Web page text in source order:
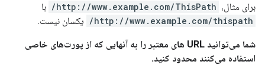
برای مثال، http://www.example.com/ThisPath/
با
http://www.example.com/thispath/
یکسان نیست.
شما می‌توانید URL های معتبر را به آنهایی که از پورت‌های خاصی
استفاده می‌کنند محدود کنید.